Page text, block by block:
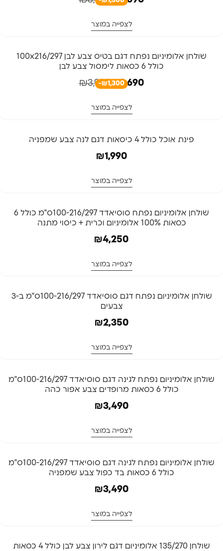
לצפייה במוצר
-33%
שולחן אלומיניום נפתח דגם בטיס צבע לבן 100x216/297
כולל 6 כסאות לימסול צבע לבן
₪3,990₪2,690
-₪1,300
לצפייה במוצר
פינת אוכל כולל 4 כיסאות דגם לנה צבע שמפניה
₪1,990
לצפייה במוצר
שולחן אלומיניום נפתח סוסיאדד 100-216/297ס"מ כולל 6
כסאות 100% אלומיניום וכרית + כיסוי מתנה
₪4,250
לצפייה במוצר
שולחן אלומיניום נפתח דגם סוסיאדד 100-216/297ס"מ ב-3
צבעים
₪2,350
לצפייה במוצר
שולחן אלומיניום נפתח לגינה דגם סוסיאדד 100-216/297ס"מ
כולל 6 כסאות מרופדים צבע אפור כהה
₪3,490
לצפייה במוצר
שולחן אלומיניום נפתח לגינה דגם סוסיאדד 100-216/297ס"מ
כולל 6 כסאות בד כפול צבע שמפניה
₪3,490
לצפייה במוצר
שולחן 135/270 אלומיניום דגם לירון צבע לבן כולל 4 כסאות